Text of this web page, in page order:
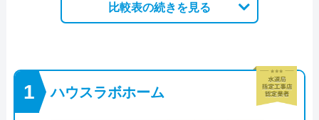
比較表の続きを見る
ハウスラボホーム